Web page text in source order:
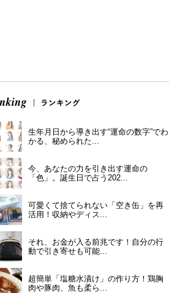
生年月日から導き出す“運命の数字”でわ
かる、秘められた...
今、あなたの力を引き出す運命の
「色」。誕生日で占う202...
可愛くて捨てられない「空き缶」を再
活用！収納やディス...
それ、お金が入る前兆です！自分の行
動で引き寄せも可能...
超簡単「塩糖水漬け」の作り方！鶏胸
肉や豚肉、魚も柔ら...